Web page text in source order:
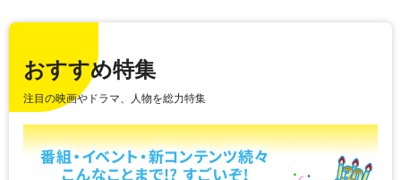
おすすめ特集
注目の映画やドラマ、人物を総力特集